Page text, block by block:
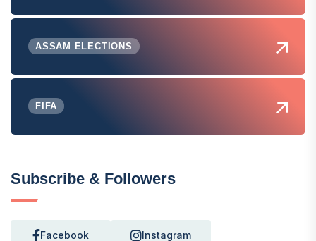
ASSAM ELECTIONS
FIFA
Subscribe & Followers
Facebook Instagram